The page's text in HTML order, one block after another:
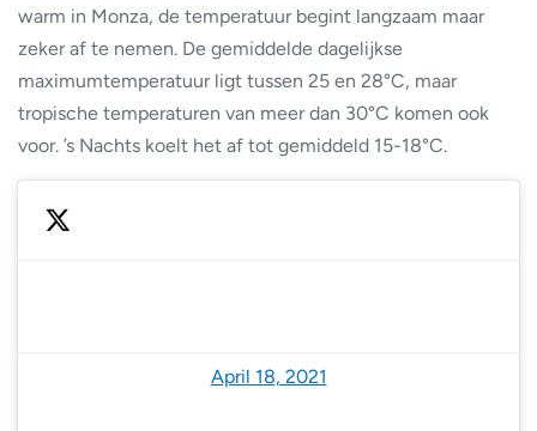
warm in Monza, de temperatuur begint langzaam maar
zeker af te nemen. De gemiddelde dagelijkse
maximumtemperatuur ligt tussen 25 en 28°C, maar
tropische temperaturen van meer dan 30°C komen ook
voor. ’s Nachts koelt het af tot gemiddeld 15-18°C.
April 18, 2021